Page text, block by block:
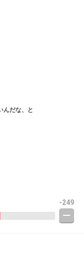
んだな、と
-249